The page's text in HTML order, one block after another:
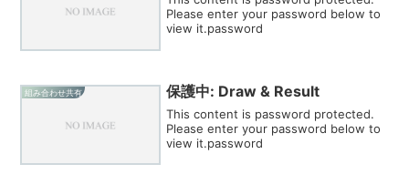
Please enter your password below to
view it.password
組み合わせ共有 保護中: Draw & Result
This content is password protected.
Please enter your password below to
view it.password